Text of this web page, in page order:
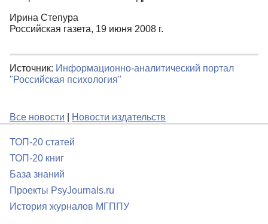
Ирина Степура
Российская газета, 19 июня 2008 г.
Источник: Информационно-аналитический портал
"Российская психология"
Все новости Новости издательств
ТОП-20 статей
ТОП-20 книг
База знаний
Проекты PsyJournals.ru
История журналов МГППУ